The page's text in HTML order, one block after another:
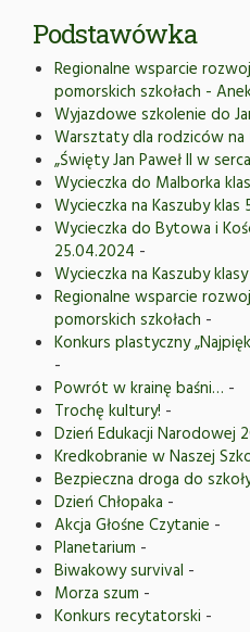
Podstawówka
Regionalne wsparcie
pomorskich szkołach -
Wyjazdowe szkolenie do
Warsztaty dla rodziców
„Święty Jan Paweł II w
Wycieczka do Malborka
Wycieczka na Kaszuby
Wycieczka do Bytowa i
25.04.2024 -
Wycieczka na Kaszuby
Regionalne wsparcie
pomorskich szkołach -
Konkurs plastyczny
-
Powrót w krainę baśni… -
Trochę kultury! -
Dzień Edukacji Narodowej
Kredkobranie w Naszej
Bezpieczna droga do
Dzień Chłopaka -
Akcja Głośne Czytanie -
Planetarium -
Biwakowy survival -
Morza szum -
Konkurs recytatorski -